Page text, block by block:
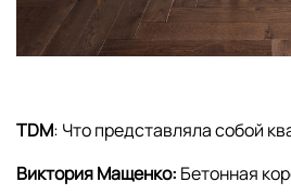
TDM: Что представляла собой
Виктория Мащенко: Бетонная